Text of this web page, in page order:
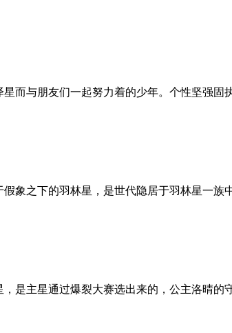
而与朋友们一起努力着的少年。个性坚强固
象之下的羽林星，是世代隐居于羽林星一族
是主星通过爆裂大赛选出来的，公主洛晴的